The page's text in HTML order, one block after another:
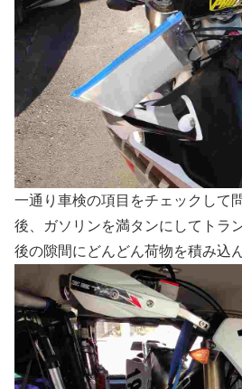
一通り車検の項目をチェックして
後、ガソリンを満タンにしてトラ
後の隙間にどんどん荷物を積み込ん